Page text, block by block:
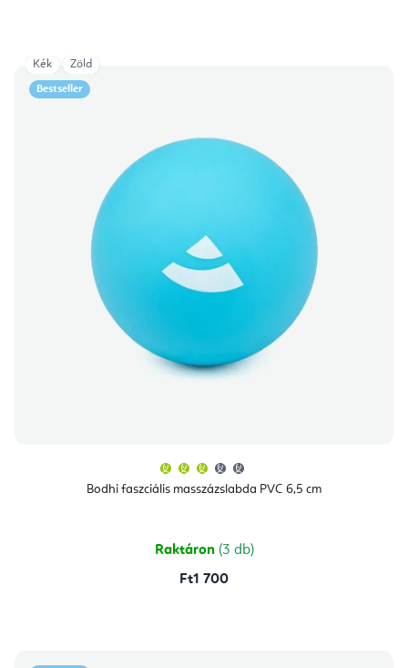
Bestseller
Bodhi faszciális masszázslabda PVC 6,5 cm
átlagos
értékelése
csillag.
Raktáron (3 db)
Ft1 700
Kék Zöld